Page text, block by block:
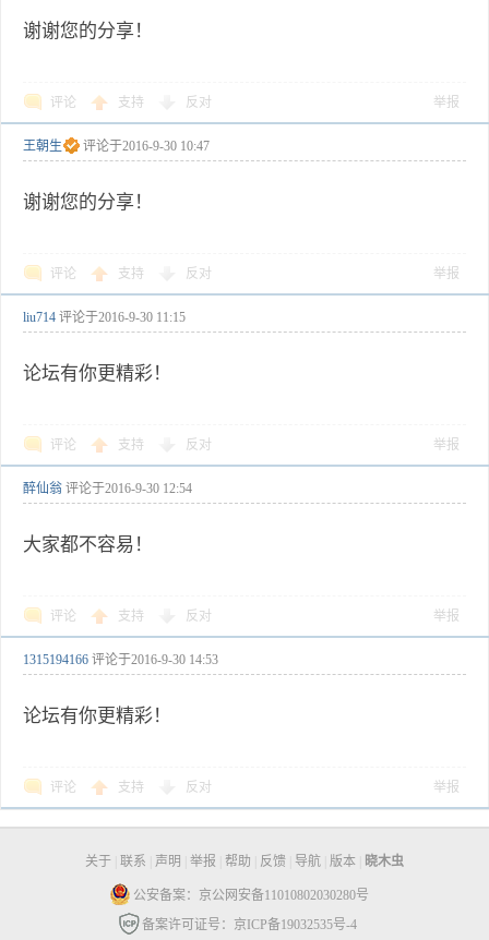
谢谢您的分享！
评论 支持 反对 举报
王朝生 评论于2016-9-30 10:47
谢谢您的分享！
评论 支持 反对 举报
liu714 评论于2016-9-30 11:15
论坛有你更精彩！
评论 支持 反对 举报
醉仙翁 评论于2016-9-30 12:54
大家都不容易！
评论 支持 反对 举报
1315194166 评论于2016-9-30 14:53
论坛有你更精彩！
评论 支持 反对 举报
关于 联系 声明 举报 帮助 反馈 导航 版本 晓木虫
公安备案：京公网安备11010802030280号
备案许可证号：京ICP备19032535号-4